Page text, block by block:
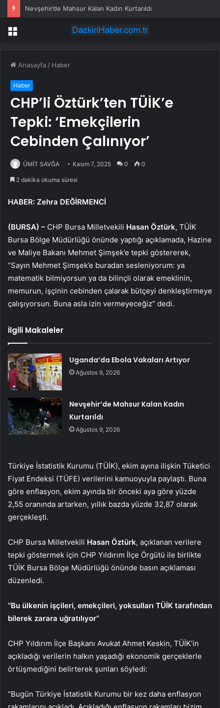
Nevşehir’de Mahsur Kalan Kadın Kurtarıldı
Menü
Anasayfa / Haber
Haber
CHP’li Öztürk’ten TÜİK’e
Tepki: ‘Emekçilerin
Cebinden Çalınıyor’
ÜMİT SAVĞA Kasım 7, 2025 0 0
2 dakika okuma süresi
HABER: Zehra DEĞİRMENCİ
(BURSA) – CHP Bursa Milletvekili Hasan Öztürk, TÜİK
Bursa Bölge Müdürlüğü önünde yaptığı açıklamada, Hazine
ve Maliye Bakanı Mehmet Şimşek’e tepki göstererek,
“Sayın Mehmet Şimşek’e buradan sesleniyorum: ya
matematik bilmiyorsun ya da bilinçli olarak emeklinin,
memurun, işçinin cebinden çalarak bütçeyi denkleştirmeye
çalışıyorsun. Buna asla izin vermeyeceğiz” dedi.
İlgili Makaleler
Uganda’da Ebola Vakaları Artıyor
Ağustos 9, 2026
Nevşehir’de Mahsur Kalan Kadın
Kurtarıldı
Ağustos 9, 2026
Türkiye İstatistik Kurumu (TÜİK), ekim ayına ilişkin Tüketici
Fiyat Endeksi (TÜFE) verilerini kamuoyuyla paylaştı. Buna
göre enflasyon, ekim ayında bir önceki aya göre yüzde
2,55 oranında artarken, yıllık bazda yüzde 32,87 olarak
gerçekleşti.
CHP Bursa Milletvekili Hasan Öztürk, açıklanan verilere
tepki göstermek için CHP Yıldırım İlçe Örgütü ile birlikte
TÜİK Bursa Bölge Müdürlüğü önünde basın açıklaması
düzenledi.
“Bu ülkenin işçileri, emekçileri, yoksulları TÜİK tarafından
bilerek zarara uğratılıyor”
CHP Yıldırım İlçe Başkanı Avukat Ahmet Keskin, TÜİK’in
açıkladığı verilerin halkın yaşadığı ekonomik gerçeklerle
örtüşmediğini belirterek şunları söyledi:
“Bugün Türkiye İstatistik Kurumu bir kez daha enflasyon